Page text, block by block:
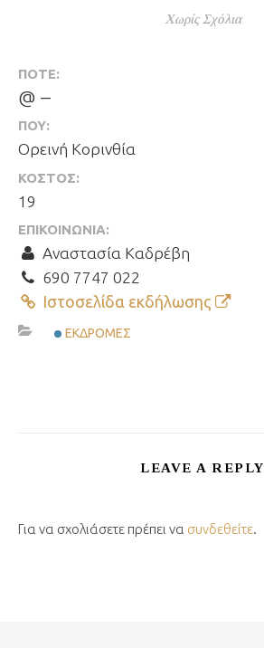
Χωρίς Σχόλια
ΠΌΤΕ:
@ –
ΠΟΎ:
Ορεινή Κορινθία
ΚΌΣΤΟΣ:
19
ΕΠΙΚΟΙΝΩΝΊΑ:
Αναστασία Καδρέβη
690 7747 022
Ιστοσελίδα εκδήλωσης
ΕΚΔΡΟΜΈΣ
LEAVE A REPLY
Για να σχολιάσετε πρέπει να συνδεθείτε.